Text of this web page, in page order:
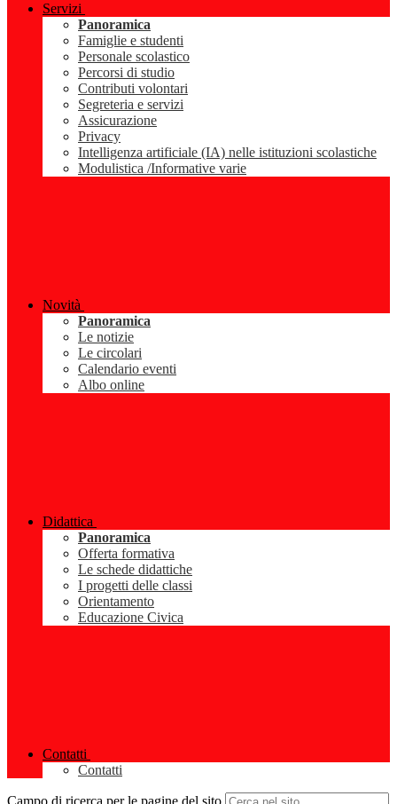
Servizi
Panoramica
Famiglie e studenti
Personale scolastico
Percorsi di studio
Contributi volontari
Segreteria e servizi
Assicurazione
Privacy
Intelligenza artificiale (IA) nelle istituzioni scolastiche
Modulistica /Informative varie
Novità
Panoramica
Le notizie
Le circolari
Calendario eventi
Albo online
Didattica
Panoramica
Offerta formativa
Le schede didattiche
I progetti delle classi
Orientamento
Educazione Civica
Contatti
Contatti